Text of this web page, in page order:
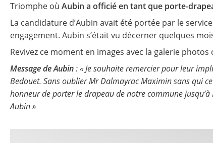
Triomphe où Aubin a officié en tant que porte-
La candidature d’Aubin avait été portée par le
engagement. Aubin s’était vu décerner quelques
Revivez ce moment en images avec la galerie photos
Message de Aubin: « Je souhaite remercier pour leur
Bedouet. Sans oublier Mr Dalmayrac Maximin sans qui
honneur de porter le drapeau de notre commune jusqu’à
Aubin »